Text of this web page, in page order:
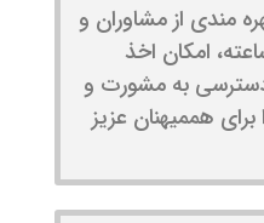
­مندی از مشاوران و
برخط فوری و ۲۴ ساعته، امکان اخذ
به مشورت و
هم­میهنان عزیز